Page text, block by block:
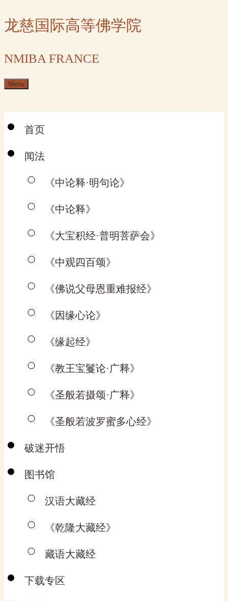
Skip
to
龙慈国际高等佛学院
NMIBA FRANCE
Menu
首页
闻法
《中论释·明句论》
《中论释》
《大宝积经·普明菩萨会》
《中观四百颂》
《佛说父母恩重难报经》
《因缘心论》
《缘起经》
《教王宝鬘论·广释》
《圣般若摄颂·广释》
《圣般若波罗蜜多心经》
破迷开悟
图书馆
汉语大藏经
《乾隆大藏经》
藏语大藏经
下载专区